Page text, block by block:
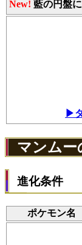
New! 藍の円盤
▶
マンムー
進化条件
ポケモン名